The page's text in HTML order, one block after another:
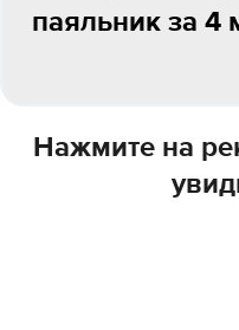
паяльник за 4
Нажмите на